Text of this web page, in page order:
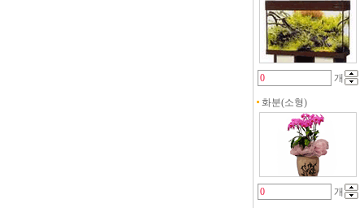
개
화분(소형)
개